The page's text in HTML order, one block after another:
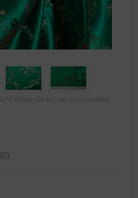
klicken Sie auf das Vorschaubild
(0)